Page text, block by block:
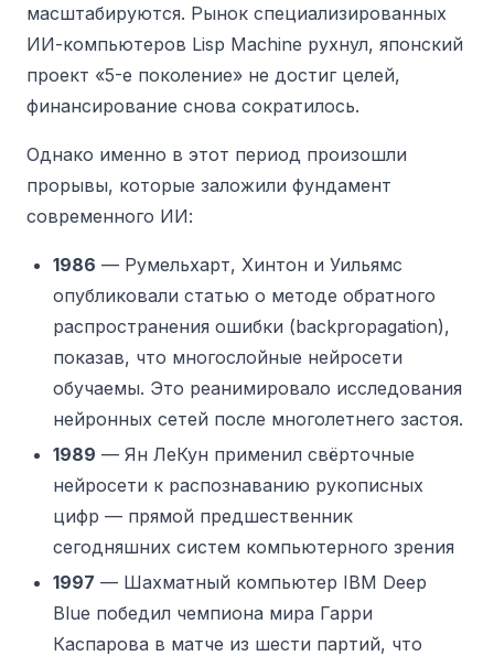
масштабируются. Рынок специализированных
ИИ-компьютеров Lisp Machine рухнул, японский
проект «5-е поколение» не достиг целей,
финансирование снова сократилось.
Однако именно в этот период произошли
прорывы, которые заложили фундамент
современного ИИ:
1986 — Румельхарт, Хинтон и Уильямс
опубликовали статью о методе обратного
распространения ошибки (backpropagation),
показав, что многослойные нейросети
обучаемы. Это реанимировало исследования
нейронных сетей после многолетнего застоя.
1989 — Ян ЛеКун применил свёрточные
нейросети к распознаванию рукописных
цифр — прямой предшественник
сегодняшних систем компьютерного зрения
1997 — Шахматный компьютер IBM Deep
Blue победил чемпиона мира Гарри
Каспарова в матче из шести партий, что